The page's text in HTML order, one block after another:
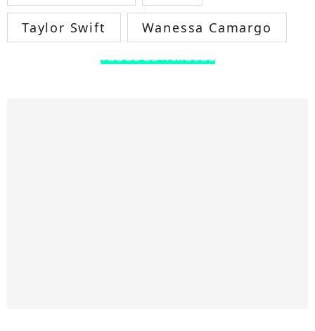
Taylor Swift Wanessa Camargo
TODOS OS FAMOSOS